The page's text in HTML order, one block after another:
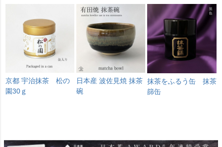
京都 宇治抹茶 松の
園30ｇ
日本産 波佐見焼 抹茶
碗
抹茶をふるう缶 抹茶
篩缶